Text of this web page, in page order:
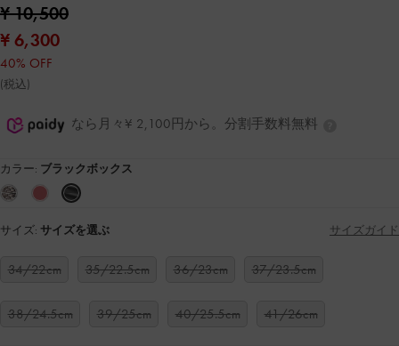
¥ 10,500
¥ 6,300
40% OFF
(税込)
なら月々¥ 2,100円から。分割手数料無料
カラー: ブラックボックス
サイズ: サイズを選ぶ サイズガイド
34/22cm 35/22.5cm 36/23cm 37/23.5cm
38/24.5cm 39/25cm 40/25.5cm 41/26cm